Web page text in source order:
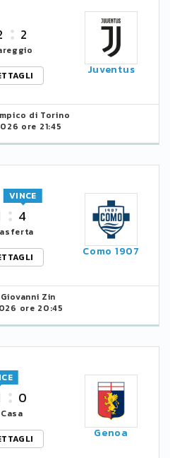
2
Juventus
di Torino
ore 21:45
4
VINCE
Como 1907
Zin
ore 20:45
0
Casa
Genoa